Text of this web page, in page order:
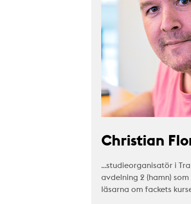
Christian
…studieorganisatör i
avdelning 2 (hamn)
läsarna om fackets